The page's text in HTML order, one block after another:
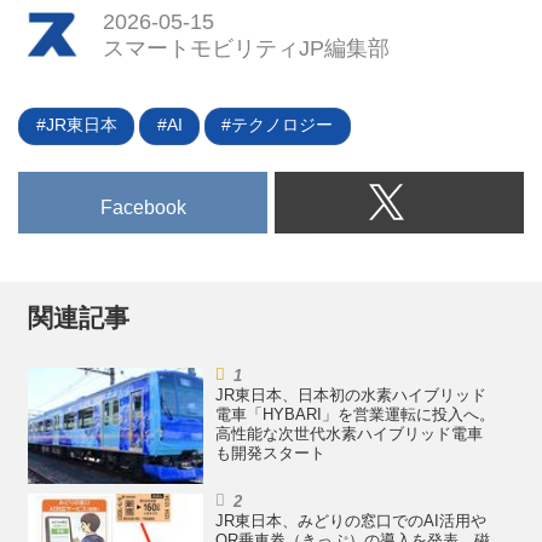
2026-05-15
スマートモビリティJP編集部
JR東日本 AI テクノロジー
Facebook
関連記事
JR東日本、日本初の水素ハイブリッド
電車「HYBARI」を営業運転に投入へ。
高性能な次世代水素ハイブリッド電車
も開発スタート
JR東日本、みどりの窓口でのAI活用や